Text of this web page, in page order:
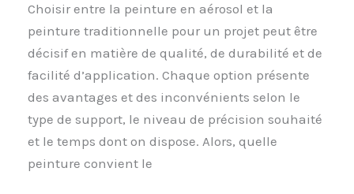
Choisir entre la peinture en aérosol et la
peinture traditionnelle pour un projet peut être
décisif en matière de qualité, de durabilité et de
facilité d’application. Chaque option présente
des avantages et des inconvénients selon le
type de support, le niveau de précision souhaité
et le temps dont on dispose. Alors, quelle
peinture convient le